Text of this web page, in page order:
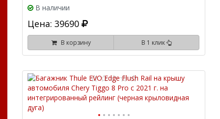
В наличии
Цена: 39690
В корзину В 1 клик